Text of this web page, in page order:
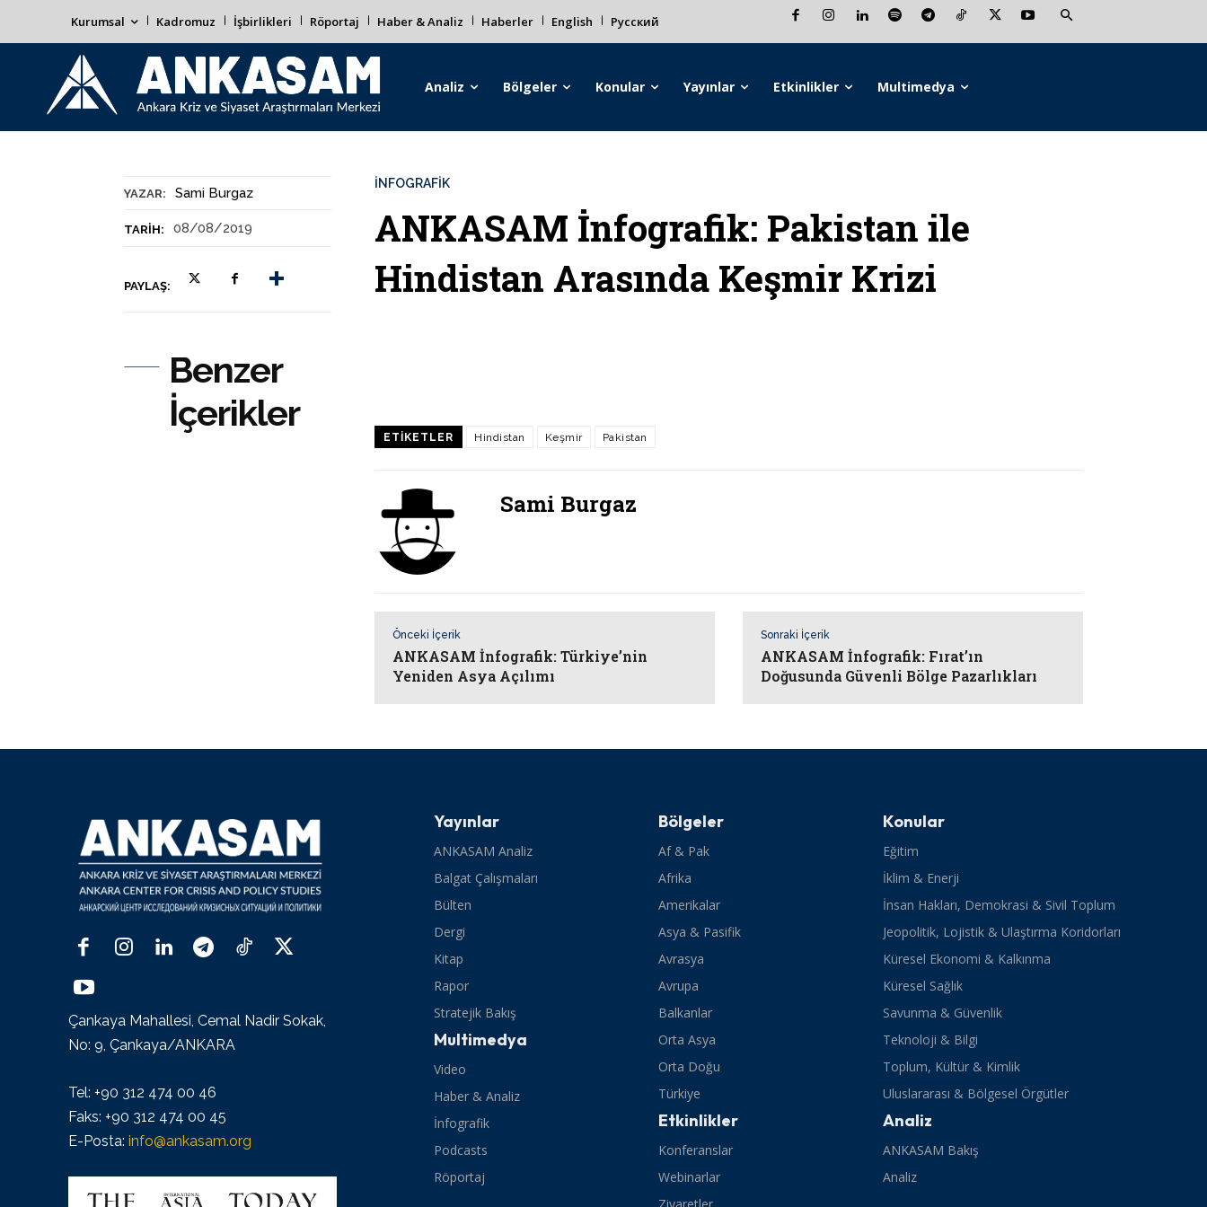
Kurumsal Kadromuz İşbirlikleri Röportaj Haber & Analiz Haberler English Русский
Analiz Bölgeler Konular Yayınlar Etkinlikler Multimedya
YAZAR: Sami Burgaz
TARIH: 08/08/2019
PAYLAŞ:
İNFOGRAFIK
ANKASAM İnfografik: Pakistan ile
Hindistan Arasında Keşmir Krizi
Benzer
İçerikler
ETIKETLER Hindistan Keşmir Pakistan
Sami Burgaz
Önceki İçerik
ANKASAM İnfografik: Türkiye’nin
Yeniden Asya Açılımı
Sonraki İçerik
ANKASAM İnfografik: Fırat’ın
Doğusunda Güvenli Bölge Pazarlıkları
Çankaya Mahallesi, Cemal Nadir Sokak,
No: 9, Çankaya/ANKARA
Tel: +90 312 474 00 46
Faks: +90 312 474 00 45
E-Posta: info@ankasam.org
Yayınlar
ANKASAM Analiz
Balgat Çalışmaları
Bülten
Dergi
Kitap
Rapor
Stratejik Bakış
Multimedya
Video
Haber & Analiz
İnfografik
Podcasts
Röportaj
Bölgeler
Af & Pak
Afrika
Amerikalar
Asya & Pasifik
Avrasya
Avrupa
Balkanlar
Orta Asya
Orta Doğu
Türkiye
Etkinlikler
Konferanslar
Webinarlar
Konular
Eğitim
İklim & Enerji
İnsan Hakları, Demokrasi & Sivil Toplum
Jeopolitik, Lojistik & Ulaştırma Koridorları
Küresel Ekonomi & Kalkınma
Küresel Sağlık
Savunma & Güvenlik
Teknoloji & Bilgi
Toplum, Kültür & Kimlik
Uluslararası & Bölgesel Örgütler
Analiz
ANKASAM Bakış
Analiz